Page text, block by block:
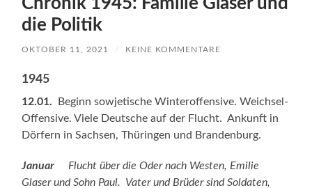
Chronik 1945: Familie Glaser und
die Politik
OKTOBER 11, 2021 / KEINE KOMMENTARE
1945
12.01.
Beginn sowjetische Winteroffensive. Weichsel-
Offensive. Viele Deutsche auf der Flucht. Ankunft in
Dörfern in Sachsen, Thüringen und Brandenburg.
JanuarFlucht über die Oder nach Westen, Emilie
Glaser und Sohn Paul. Vater und Brüder sind Soldaten,